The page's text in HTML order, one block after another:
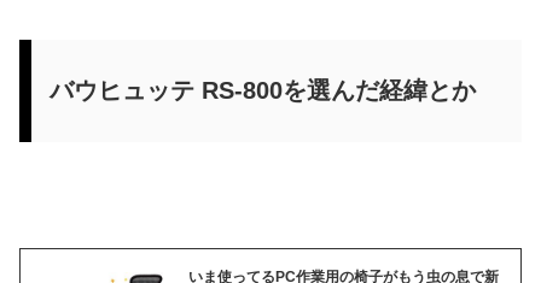
バウヒュッテ RS-800を選んだ経緯とか
いま使ってるPC作業用の椅子がもう虫の息で新